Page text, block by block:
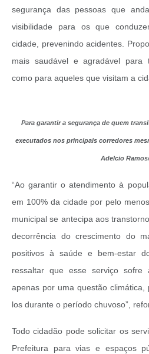
segurança das pessoas que
visibilidade para os que
cidade, prevenindo acidentes.
mais saudável e agradável para
como para aqueles que visitam a
Para garantir a segurança de quem
executados nos principais corredores
Adelcio
“Ao garantir o atendimento à
em 100% da cidade por pelo
municipal se antecipa aos
decorrência do crescimento do
positivos à saúde e bem-estar
ressaltar que esse serviço sofre
apenas por uma questão climática,
los durante o período chuvoso”,
Todo cidadão pode solicitar os
Prefeitura para vias e espaços